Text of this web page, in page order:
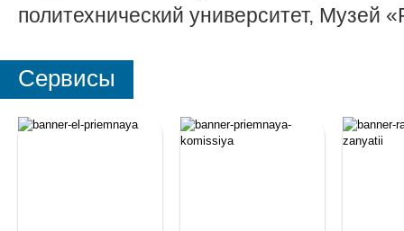
политехнический университет, Музей
Сервисы